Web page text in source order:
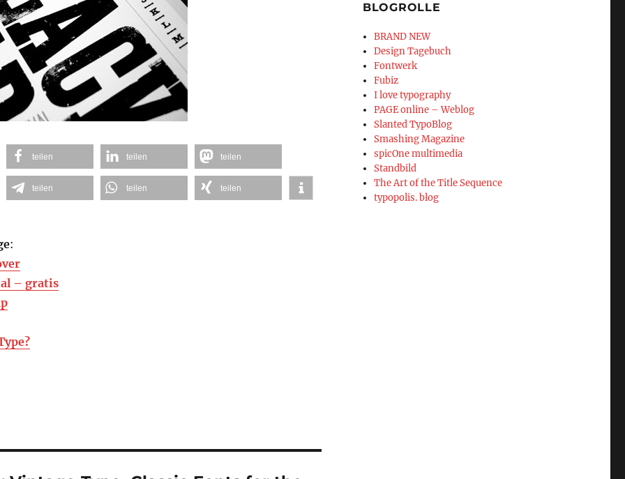
teilen teilen teilen
teilen teilen teilen
:
– gratis
BLOGROLLE
BRAND NEW
Design Tagebuch
Fontwerk
Fubiz
I love typography
PAGE online – Weblog
Slanted TypoBlog
Smashing Magazine
spicOne multimedia
Standbild
The Art of the Title Sequence
typopolis. blog